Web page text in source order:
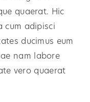
quaerat. Hic
cum adipisci
ducimus eum
nam labore
vero quaerat